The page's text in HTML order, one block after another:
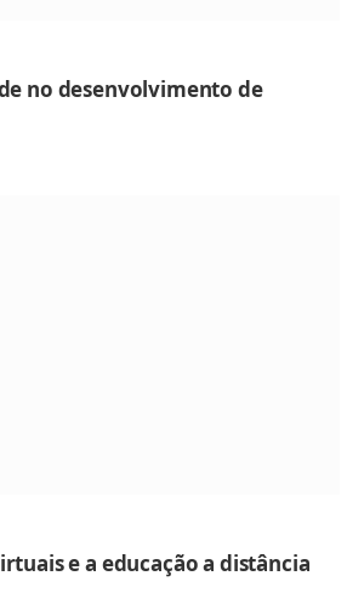
no desenvolvimento de
e a educação a distância